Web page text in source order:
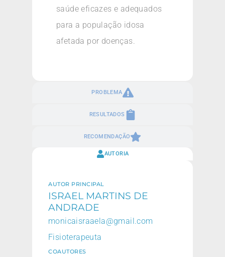
PROBLEMA
RESULTADOS
RECOMENDAÇÃO
saúde eficazes e adequados
para a população idosa
afetada por doenças.
AUTORIA
AUTOR PRINCIPAL
ISRAEL MARTINS DE
ANDRADE
monicaisraaela@gmail.com
Fisioterapeuta
COAUTORES